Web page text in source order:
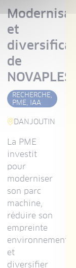
et
de
RECHERCHE,
PME, IAA
DANJOUTIN
La PME
investit
pour
moderniser
son parc
machine,
réduire son
empreinte
et
diversifier